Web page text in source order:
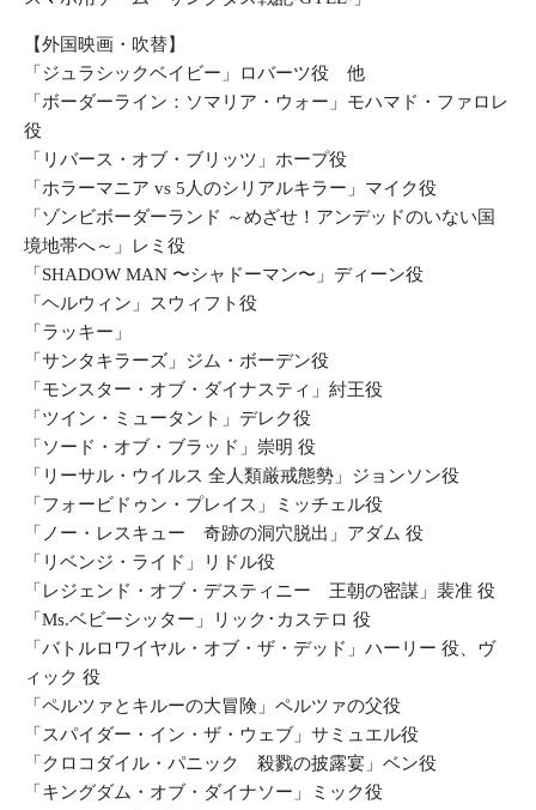
【外国映画・吹替】
「ジュラシックベイビー」ロバーツ役 他
「ボーダーライン：ソマリア・ウォー」モハマド・ファロレ
役
「リバース・オブ・ブリッツ」ホープ役
「ホラーマニア vs 5人のシリアルキラー」マイク役
「ゾンビボーダーランド ～めざせ！アンデッドのいない国
境地帯へ～」レミ役
「SHADOW MAN 〜シャドーマン〜」ディーン役
「ヘルウィン」スウィフト役
「ラッキー」
「サンタキラーズ」ジム・ボーデン役
「モンスター・オブ・ダイナスティ」紂王役
「ツイン・ミュータント」デレク役
「ソード・オブ・ブラッド」崇明 役
「リーサル・ウイルス 全人類厳戒態勢」ジョンソン役
「フォービドゥン・プレイス」ミッチェル役
「ノー・レスキュー 奇跡の洞穴脱出」アダム 役
「リベンジ・ライド」リドル役
「レジェンド・オブ・デスティニー 王朝の密謀」裴准 役
「Ms.ベビーシッター」リック･カステロ 役
「バトルロワイヤル・オブ・ザ・デッド」ハーリー 役、ヴ
ィック 役
「ペルツァとキルーの大冒険」 ペルツァの父役
「スパイダー・イン・ザ・ウェブ」 サミュエル役
「クロコダイル・パニック 殺戮の披露宴」 ベン役
「キングダム・オブ・ダイナソー」ミック役